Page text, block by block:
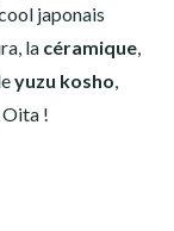
japonais
la céramique
yuzu kosho
Oita !